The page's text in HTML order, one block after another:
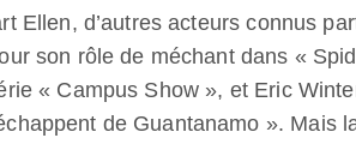
Ellen, d’autres acteurs connus
son rôle de méchant dans «
« Campus Show », et Eric
de Guantanamo ». Mais